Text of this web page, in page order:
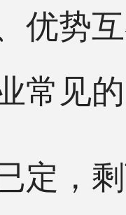
优势
常见
，剩